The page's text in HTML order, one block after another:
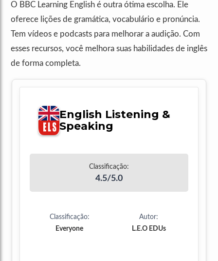
O BBC Learning English é outra ótima escolha. Ele
oferece lições de gramática, vocabulário e pronúncia.
Tem vídeos e podcasts para melhorar a audição. Com
esses recursos, você melhora suas habilidades de inglês
de forma completa.
English Listening &
Speaking
Classificação:
4.5/5.0
Classificação:
Everyone
Autor:
L.E.O EDUs